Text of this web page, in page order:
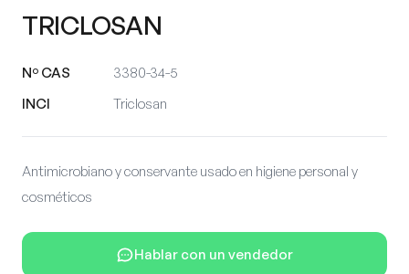
TRICLOSAN
Nº CAS
3380-34-5
INCI
Triclosan
Antimicrobiano y conservante usado en higiene personal y
cosméticos
Hablar con un vendedor